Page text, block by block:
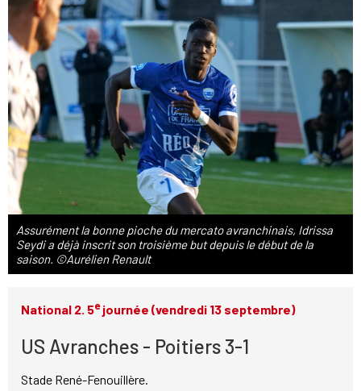
Assurément la bonne pioche du mercato avranchinais, Idrissa
Seydi a déjà inscrit son troisième but depuis le début de la
saison. ©Aurélien Renault
National 2. 5ejournée (vendredi 13 septembre)
US Avranches - Poitiers 3-1
Stade René-Fenouillère.